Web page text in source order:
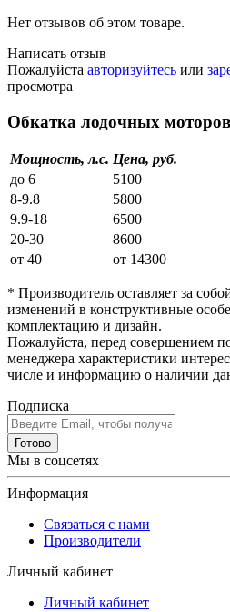
Нет отзывов об этом товаре.
Написать отзыв
Пожалуйста авторизуйтесь или
просмотра
Обкатка лодочных
Мощность, л.с. Цена, руб.
до 6
5100
8-9.8
5800
9.9-18
6500
20-30
8600
от 40
от 14300
* Производитель оставляет за
изменений в конструктивные
комплектацию и дизайн.
Пожалуйста, перед совершением
менеджера характеристики
числе и информацию о наличии
Подписка
Готово
Мы в соцсетях
Информация
Связаться с нами
Производители
Личный кабинет
Личный кабинет